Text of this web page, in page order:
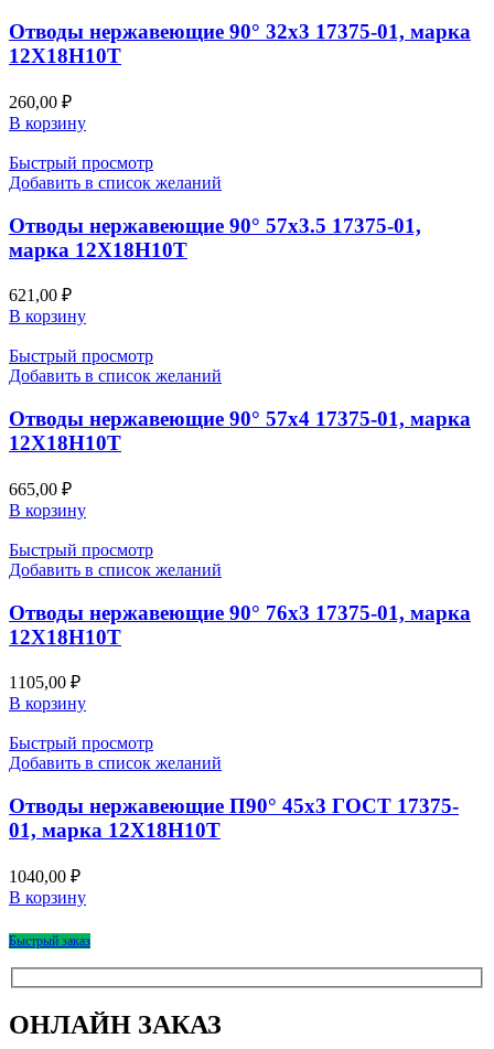
Отводы нержавеющие 90° 32х3 17375-01, марка
12Х18Н10Т
260,00 ₽
В корзину
Быстрый просмотр
Добавить в список желаний
Отводы нержавеющие 90° 57х3.5 17375-01,
марка 12Х18Н10Т
621,00 ₽
В корзину
Быстрый просмотр
Добавить в список желаний
Отводы нержавеющие 90° 57х4 17375-01, марка
12Х18Н10Т
665,00 ₽
В корзину
Быстрый просмотр
Добавить в список желаний
Отводы нержавеющие 90° 76х3 17375-01, марка
12Х18Н10Т
1105,00 ₽
В корзину
Быстрый просмотр
Добавить в список желаний
Отводы нержавеющие П90° 45х3 ГОСТ 17375-
01, марка 12Х18Н10Т
1040,00 ₽
В корзину
Быстрый заказ
ОНЛАЙН ЗАКАЗ